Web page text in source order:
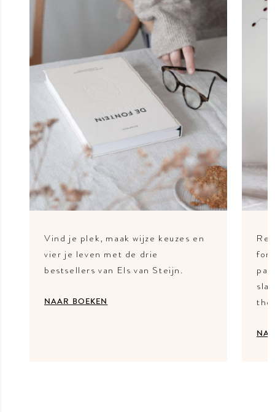
Vind je plek, maak wijze keuzes en
vier je leven met de drie
bestsellers van Els van Steijn.
NAAR BOEKEN